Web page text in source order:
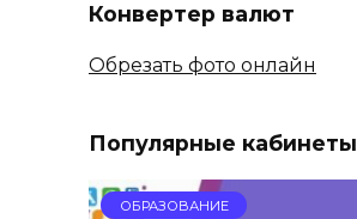
Конвертер валют
Обрезать фото онлайн
Популярные кабинеты
ОБРАЗОВАНИЕ